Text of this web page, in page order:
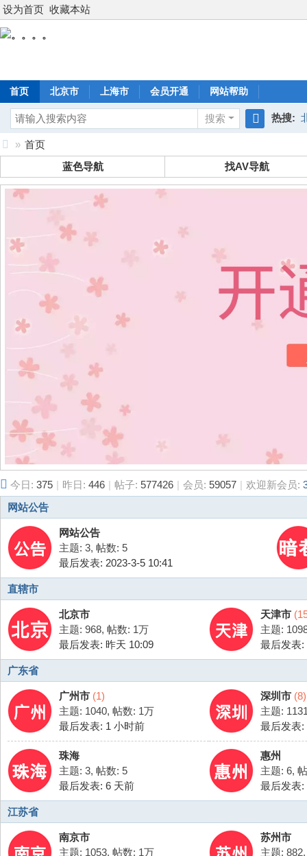
设为首页 收藏本站
首页 北京市 上海市 会员开通 网站帮助
搜索
索
热搜:
。
» 首页
蓝色导航
找AV导航
今日: 375 | 昨日: 446 | 帖子: 577426 | 会员: 59057 | 欢迎新会员:
网站公告
网站公告
主题: 3, 帖数: 5
最后发表: 2023-3-5 10:41
直辖市
北京市
主题: 968, 帖数: 1万
最后发表: 昨天 10:09
天津市
主题:
最后发表:
广东省
广州市 (1)
主题: 1040, 帖数: 1万
最后发表: 1 小时前
深圳市 (8)
主题:
最后发表:
珠海
主题: 3, 帖数: 5
最后发表: 6 天前
惠州
主题: 6,
最后发表:
江苏省
南京市
主题: 1053, 帖数: 1万
苏州市
主题: 882